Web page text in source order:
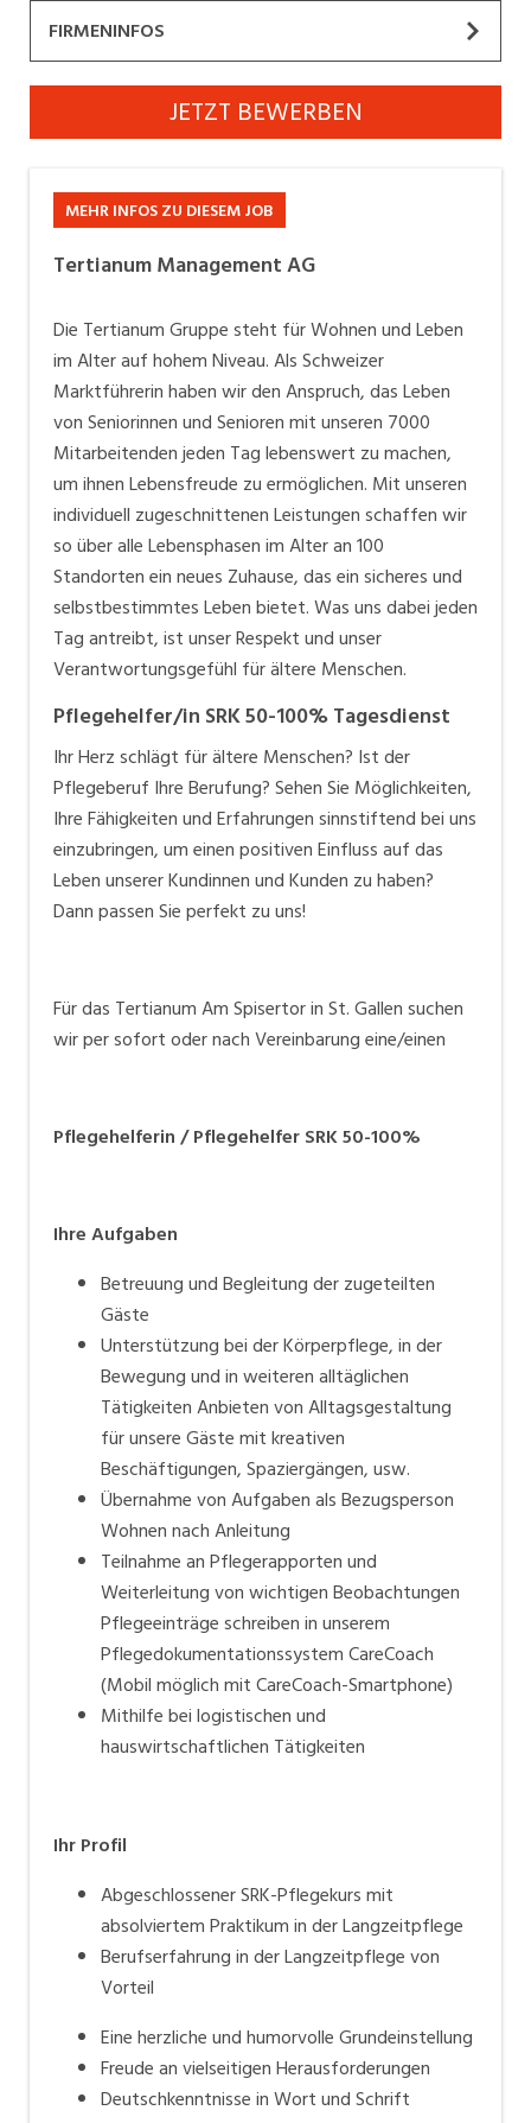
Industrie, Maschinenbau, Anlagenbau,
Informatik, Telekommunikation
Kaufm. Berufe, Kundendienst, Verwaltung
Körperpflege, Wellness
Medizin, Gesundheitswesen, Pflege
Verkauf, Handel, Kundenberatung,
Aussendienst
Sicherheit, Rettung, Polizei, Zoll
FIRMENINFOS
Tertianum Management AG
Website
Unsere Vision
Wir bereichern das Leben der Menschen, indem wir
Lebensqualität aus Leidenschaft bieten.
Arbeiten bei Tertianum: Mehr als ein Job
Wo Lebensfreude zum Beruf wird
Willkommen bei Tertianum Wir bieten dir spannende
Perspektiven in den verschiedensten Berufsgruppen.
Bei uns findest du sinnstiftende Tätigkeiten,
umfangreiche Weiterbildungsmöglichkeiten und ein
Team, dass sich durch Fürsorglichkeit und Respekt
auszeichnet.
Berufslehre bei Tertianum
Entdecke deinen Traumjob bei Tertianum: Über 200
Lehrstellen in 16 verschiedenen Berufen in der ganzen
Berufsbildnerinnen und Berufsbildner begleiten dich
während deiner Ausbildung und stellen sicher, dass
unsere hohen gruppenweiten Ausbildungsstandards
eingehalten werden. Möchtest du während deiner
Lehre die Berufsmaturität erlangen? Bei uns ist das
möglich! Starte jetzt deine Lehre bei Tertianum und
lege den Grundstein für deine berufliche Zukunft.
Schnellbewerbungsfunktion um sich in sechs
einfachen Schritten zu bewerben und in unseren
JETZT BEWERBEN
MEHR INFOS ZU DIESEM JOB
Tertianum Management AG
Die Tertianum Gruppe steht für Wohnen und Leben
im Alter auf hohem Niveau. Als Schweizer
Marktführerin haben wir den Anspruch, das Leben
von Seniorinnen und Senioren mit unseren 7000
Mitarbeitenden jeden Tag lebenswert zu machen,
um ihnen Lebensfreude zu ermöglichen. Mit unseren
individuell zugeschnittenen Leistungen schaffen wir
so über alle Lebensphasen im Alter an 100
Standorten ein neues Zuhause, das ein sicheres und
selbstbestimmtes Leben bietet. Was uns dabei jeden
Tag antreibt, ist unser Respekt und unser
Verantwortungsgefühl für ältere Menschen.
Pflegehelfer/in SRK 50-100% Tagesdienst
Ihr Herz schlägt für ältere Menschen? Ist der
Pflegeberuf Ihre Berufung? Sehen Sie Möglichkeiten,
Ihre Fähigkeiten und Erfahrungen sinnstiftend bei uns
einzubringen, um einen positiven Einfluss auf das
Leben unserer Kundinnen und Kunden zu haben?
Dann passen Sie perfekt zu uns!
Für das Tertianum Am Spisertor in St. Gallen suchen
wir per sofort oder nach Vereinbarung eine/einen
Pflegehelferin / Pflegehelfer SRK 50-100%
Ihre Aufgaben
Betreuung und Begleitung der zugeteilten
Gäste
Unterstützung bei der Körperpflege, in der
Bewegung und in weiteren alltäglichen
Tätigkeiten Anbieten von Alltagsgestaltung
für unsere Gäste mit kreativen
Beschäftigungen, Spaziergängen, usw.
Übernahme von Aufgaben als Bezugsperson
Wohnen nach Anleitung
Teilnahme an Pflegerapporten und
Weiterleitung von wichtigen Beobachtungen
Pflegeeinträge schreiben in unserem
Pflegedokumentationssystem CareCoach
(Mobil möglich mit CareCoach-Smartphone)
Mithilfe bei logistischen und
hauswirtschaftlichen Tätigkeiten
Ihr Profil
Abgeschlossener SRK-Pflegekurs mit
absolviertem Praktikum in der Langzeitpflege
Berufserfahrung in der Langzeitpflege von
Vorteil
Eine herzliche und humorvolle Grundeinstellung
Freude an vielseitigen Herausforderungen
Deutschkenntnisse in Wort und Schrift